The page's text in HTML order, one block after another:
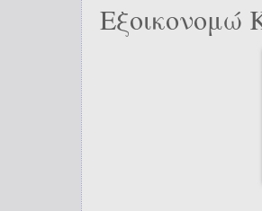
Εξοικονομώ